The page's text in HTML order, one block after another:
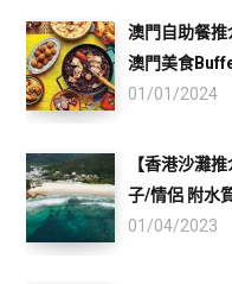
澳門自助餐推
澳門美食
01/01/2024
【香港沙灘
子/情侶 附水
01/04/2023